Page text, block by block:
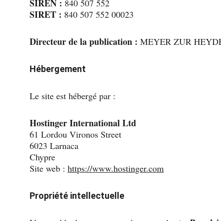
SIREN : 840 507 552
SIRET : 840 507 552 00023
Directeur de la publication : MEYER ZUR
Hébergement
Le site est hébergé par :
Hostinger International Ltd
61 Lordou Vironos Street
6023 Larnaca
Chypre
Site web : https://www.hostinger.com
Propriété intellectuelle